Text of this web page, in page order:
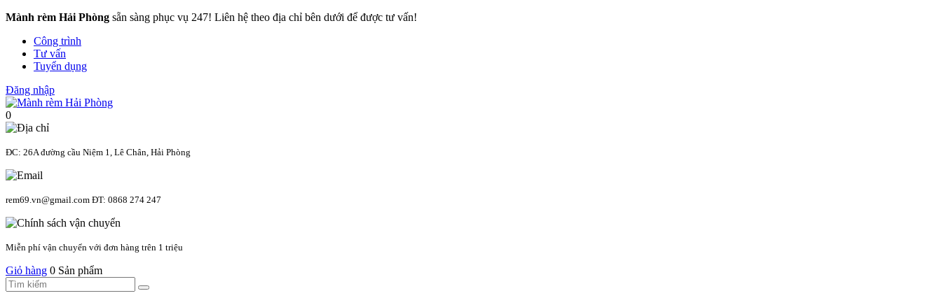
Mành rèm Hải Phòng sẵn sàng phục vụ 247! Liên hệ theo địa chỉ bên dưới để được tư vấn!
Công trình
Tư vấn
Tuyển dụng
Đăng nhập
0
ĐC: 26A đường cầu Niệm 1, Lê Chân, Hải Phòng
rem69.vn@gmail.com ĐT: 0868 274 247
Miễn phí vận chuyển với đơn hàng trên 1 triệu
Giỏ hàng 0 Sản phẩm